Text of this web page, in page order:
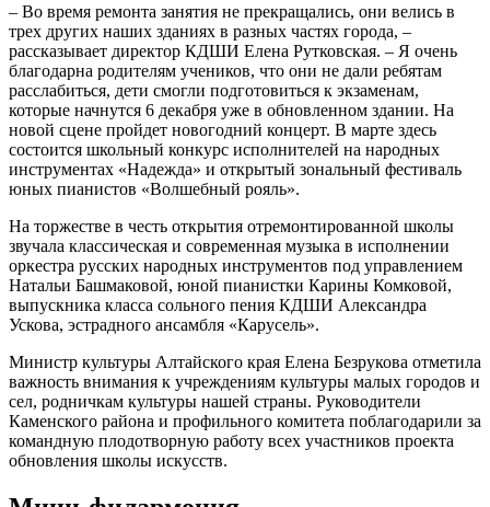
– Во время ремонта занятия не прекращались, они велись в
трех других наших зданиях в разных частях города, –
рассказывает директор КДШИ Елена Рутковская. – Я очень
благодарна родителям учеников, что они не дали ребятам
расслабиться, дети смогли подготовиться к экзаменам,
которые начнутся 6 декабря уже в обновленном здании. На
новой сцене пройдет новогодний концерт. В марте здесь
состоится школьный конкурс исполнителей на народных
инструментах «Надежда» и открытый зональный фестиваль
юных пианистов «Волшебный рояль».
На торжестве в честь открытия отремонтированной школы
звучала классическая и современная музыка в исполнении
оркестра русских народных инструментов под управлением
Натальи Башмаковой, юной пианистки Карины Комковой,
выпускника класса сольного пения КДШИ Александра
Ускова, эстрадного ансамбля «Карусель».
Министр культуры Алтайского края Елена Безрукова отметила
важность внимания к учреждениям культуры малых городов и
сел, родничкам культуры нашей страны. Руководители
Каменского района и профильного комитета поблагодарили за
командную плодотворную работу всех участников проекта
обновления школы искусств.